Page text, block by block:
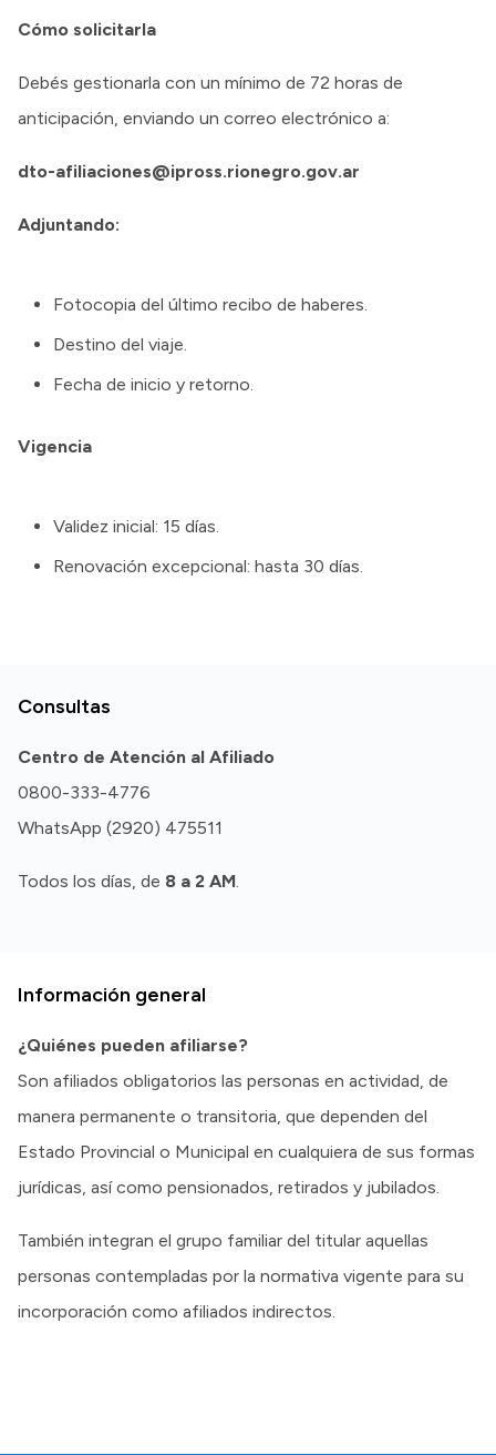
Cómo solicitarla
Debés gestionarla con un mínimo de 72 horas de
anticipación, enviando un correo electrónico a:
dto-afiliaciones@ipross.rionegro.gov.ar
Adjuntando:
Fotocopia del último recibo de haberes.
Destino del viaje.
Fecha de inicio y retorno.
Vigencia
Validez inicial: 15 días.
Renovación excepcional: hasta 30 días.
Consultas
Centro de Atención al Afiliado
0800-333-4776
WhatsApp (2920) 475511
Todos los días, de 8 a 2 AM.
Información general
¿Quiénes pueden afiliarse?
Son afiliados obligatorios las personas en actividad, de
manera permanente o transitoria, que dependen del
Estado Provincial o Municipal en cualquiera de sus formas
jurídicas, así como pensionados, retirados y jubilados.
También integran el grupo familiar del titular aquellas
personas contempladas por la normativa vigente para su
incorporación como afiliados indirectos.